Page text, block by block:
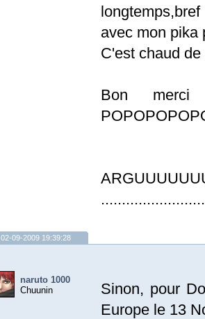
avec mon pika
C'est chaud
Bon
02-09-2009 19:39:28
naruto 1000
Chuunin
Sinon, pour
Europe le 13